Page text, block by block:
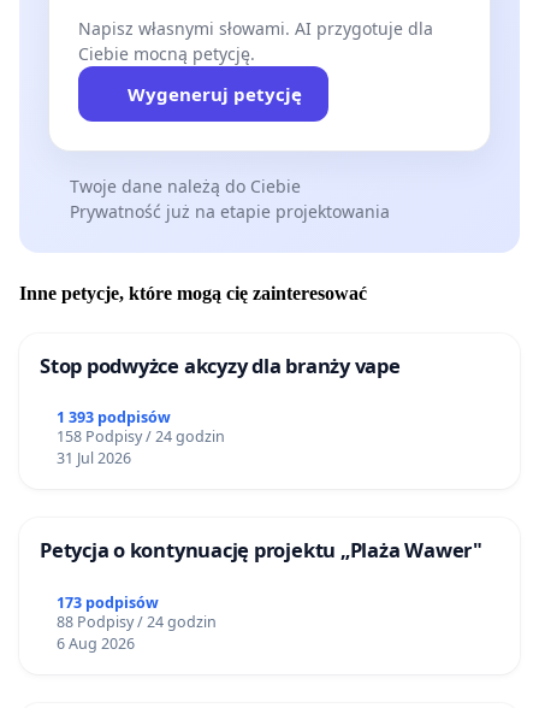
Napisz własnymi słowami. AI przygotuje dla
Ciebie mocną petycję.
Wygeneruj petycję
Twoje dane należą do Ciebie
Prywatność już na etapie projektowania
Inne petycje, które mogą cię zainteresować
Stop podwyżce akcyzy dla branży vape
1 393 podpisów
158 Podpisy / 24 godzin
31 Jul 2026
Petycja o kontynuację projektu „Plaża Wawer"
173 podpisów
88 Podpisy / 24 godzin
6 Aug 2026